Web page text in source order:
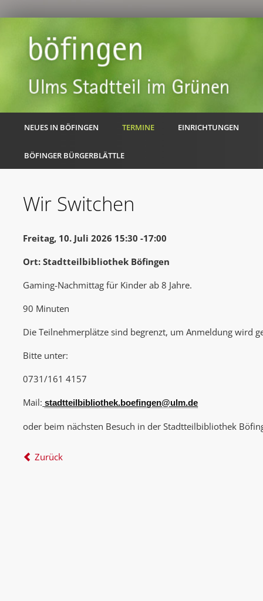
NEUES IN BÖFINGEN TERMINE EINRICHTUNGEN
BÖFINGER BÜRGERBLÄTTLE
Wir Switchen
Freitag, 10. Juli 2026 15:30 -17:00
Ort: Stadtteilbibliothek Böfingen
Gaming-Nachmittag für Kinder ab 8 Jahre.
90 Minuten
Die Teilnehmerplätze sind begrenzt, um Anmeldung wird
Bitte unter:
0731/161 4157
Mail: stadtteilbibliothek.boefingen@ulm.de
oder beim nächsten Besuch in der Stadtteilbibliothek
Zurück